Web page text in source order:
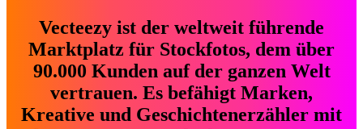
Vecteezy ist der weltweit führende
Marktplatz für Stockfotos, dem über
90.000 Kunden auf der ganzen Welt
vertrauen. Es befähigt Marken,
Kreative und Geschichtenerzähler mit